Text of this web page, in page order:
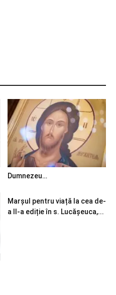
Dumnezeu…
Marșul pentru viață la cea de-
a II-a ediție în s. Lucășeuca,...